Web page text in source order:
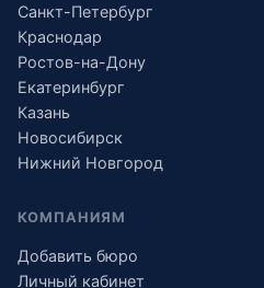
Санкт-Петербург
Краснодар
Ростов-на-Дону
Екатеринбург
Казань
Новосибирск
Нижний Новгород
КОМПАНИЯМ
Добавить бюро
Личный кабинет